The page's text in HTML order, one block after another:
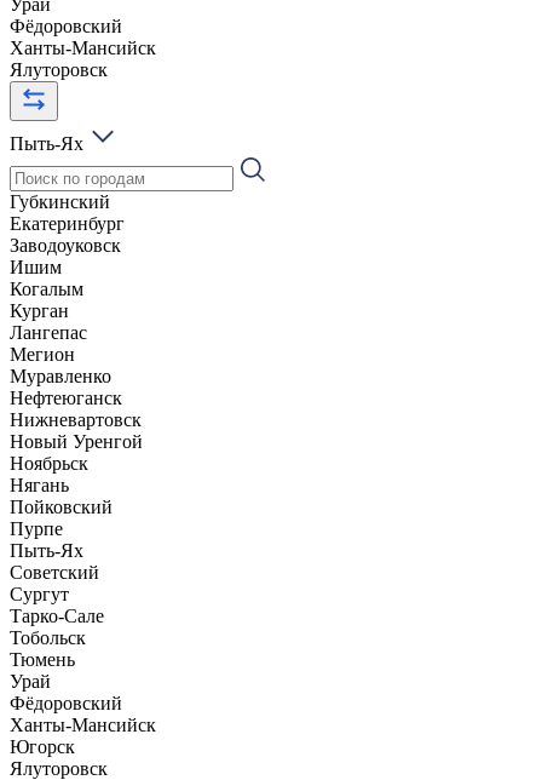
Фёдоровский
Ханты-Мансийск
Ялуторовск
Пыть-Ях
Губкинский
Екатеринбург
Заводоуковск
Ишим
Когалым
Курган
Лангепас
Мегион
Муравленко
Нефтеюганск
Нижневартовск
Новый Уренгой
Ноябрьск
Нягань
Пойковский
Пурпе
Пыть-Ях
Советский
Сургут
Тарко-Сале
Тобольск
Тюмень
Урай
Фёдоровский
Ханты-Мансийск
Югорск
Ялуторовск